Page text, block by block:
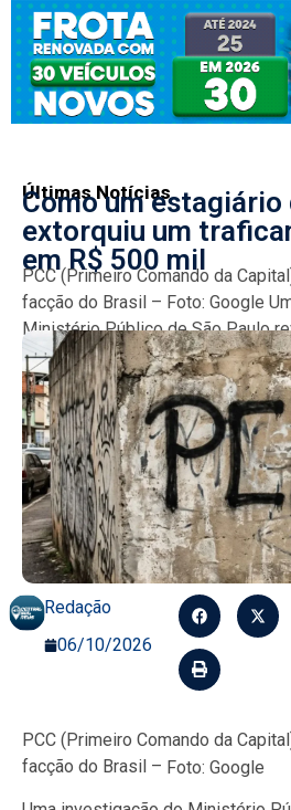
Últimas Notícias
Como um estagiário
extorquiu um
em R$ 500 mil
PCC (Primeiro Comando da
facção do Brasil – Foto: Google
Ministério Público de São Paulo
Redação
06/10/2026
PCC (Primeiro Comando da
facção do Brasil – Foto: Google